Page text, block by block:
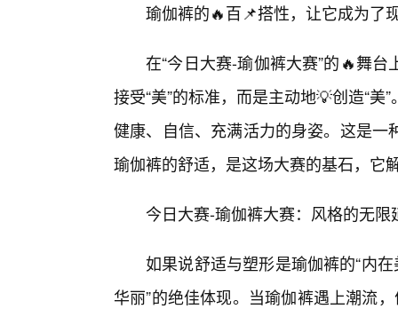
瑜伽裤的🔥百📌搭性，让它成为了
在“今日大赛-瑜伽裤大赛”的🔥舞
接受“美”的标准，而是主动地💡创造“
健康、自信、充满活力的身姿。这是
瑜伽裤的舒适，是这场大赛的基石，它
今日大赛-瑜伽裤大赛：风格的无
如果说舒适与塑形是瑜伽裤的“内
华丽”的绝佳体现。当瑜伽裤遇上潮流